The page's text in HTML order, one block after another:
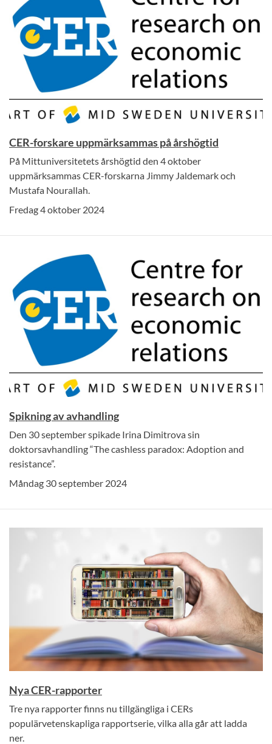
CER-forskare uppmärksammas på årshögtid
På Mittuniversitetets årshögtid den 4 oktober
uppmärksammas CER-forskarna Jimmy Jaldemark och
Mustafa Nourallah.
Fredag 4 oktober 2024
Spikning av avhandling
Den 30 september spikade Irina Dimitrova sin
doktorsavhandling “The cashless paradox: Adoption and
resistance”.
Måndag 30 september 2024
Nya CER-rapporter
Tre nya rapporter finns nu tillgängliga i CERs
populärvetenskapliga rapportserie, vilka alla går att ladda
ner.